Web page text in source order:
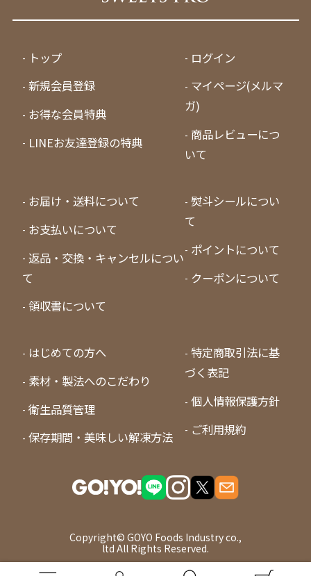
トップ
新規会員登録
お得な会員特典
LINEお友達登録の特典
ログイン
マイページ(メルマ
ガ)
商品レビューにつ
いて
お届け・送料について
お支払いについて
返品・交換・キャンセルについ
て
領収書について
熨斗シールについ
て
ポイントについて
クーポンについて
はじめての方へ
素材・製法へのこだわり
衛生品質管理
保存期間・美味しい解凍方法
特定商取引法に基
づく表記
個人情報保護方針
ご利用規約
Copyright© GOYO Foods Industry co.,
ltd All Rights Reserved.